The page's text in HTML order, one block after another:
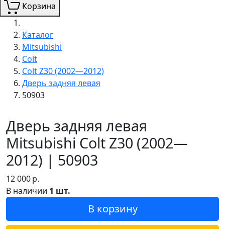
Корзина
Каталог
Mitsubishi
Colt
Colt Z30 (2002—2012)
Дверь задняя левая
50903
Дверь задняя левая
Mitsubishi Colt Z30 (2002—
2012) | 50903
12 000р.
В наличии 1 шт.
В корзину